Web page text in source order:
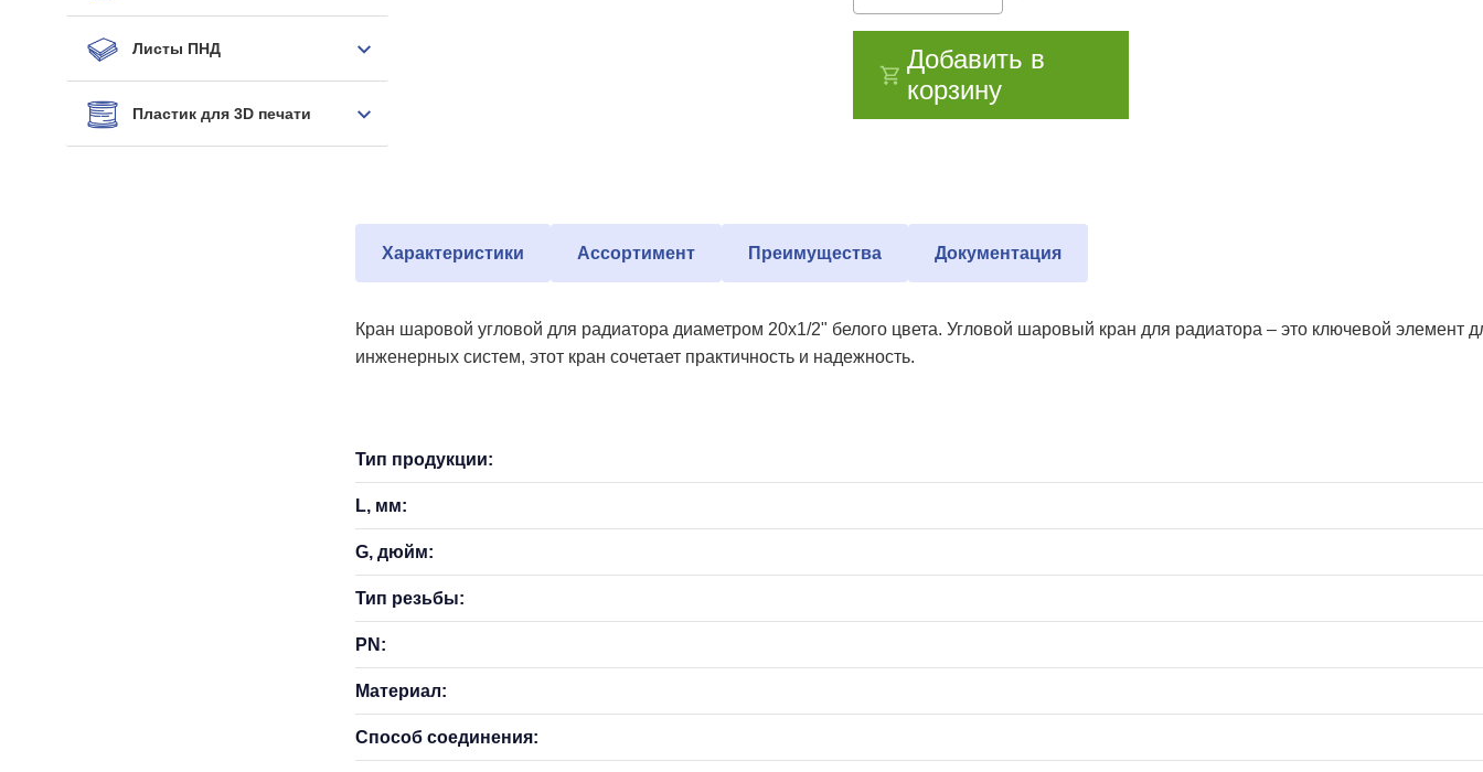
Листы ПНД
Пластик для 3D печати
Добавить в
корзину
Характеристики Ассортимент Преимущества Документация
Кран шаровой угловой для радиатора диаметром 20х1/2" белого цвета. Угловой шаровый кран для радиатора – это ключевой
инженерных систем, этот кран сочетает практичность и надежность.
Тип продукции:
L, мм:
G, дюйм:
Тип резьбы:
PN:
Материал:
Способ соединения: